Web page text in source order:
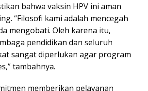
bahwa vaksin HPV ini aman
“Filosofi kami adalah mencegah
mengobati. Oleh karena itu,
pendidikan dan seluruh
sangat diperlukan agar program
tambahnya.
memberikan pelayanan